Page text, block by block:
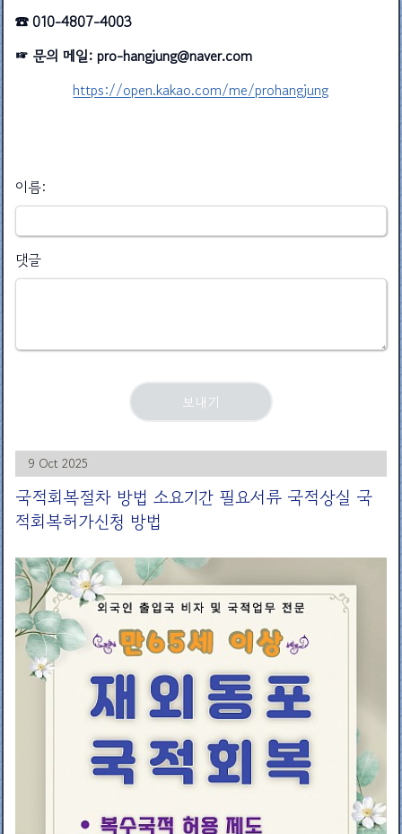
☎ 010-4807-4003
☞ 문의 메일: pro-hangjung@naver.com
https://open.kakao.com/me/prohangjung
이름:
댓글
9 Oct 2025
국적회복절차 방법 소요기간 필요서류 국적상실 국
적회복허가신청 방법